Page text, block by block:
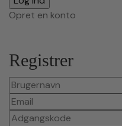
Opret en konto
Registrer